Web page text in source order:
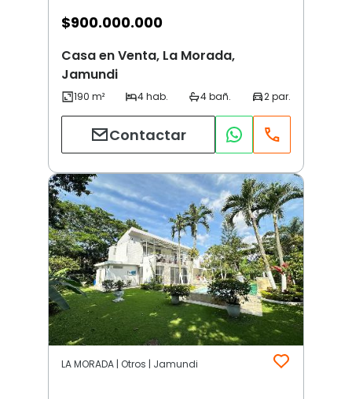
$900.000.000
Casa en Venta, La Morada,
Jamundi
Contactar
LA MORADA | Otros | Jamundi